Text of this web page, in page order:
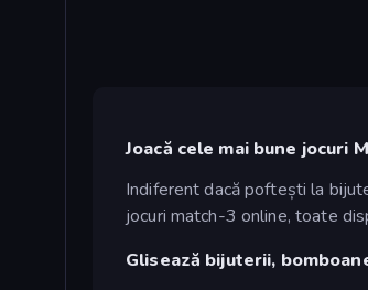
Joacă cele mai bune jocuri
Indiferent dacă poftești la
jocuri match-3 online, toate
Glisează bijuterii,